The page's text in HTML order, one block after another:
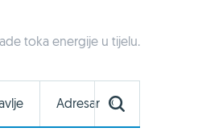
toka energije u tijelu.
Adresar